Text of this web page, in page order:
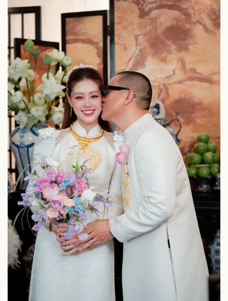
Kinh tế
Bất động sản
Khởi nghiệp
Thị trường
Giá vàng
Tiêu dùng
Tỷ giá
Chứng khoán
Giá cà phê